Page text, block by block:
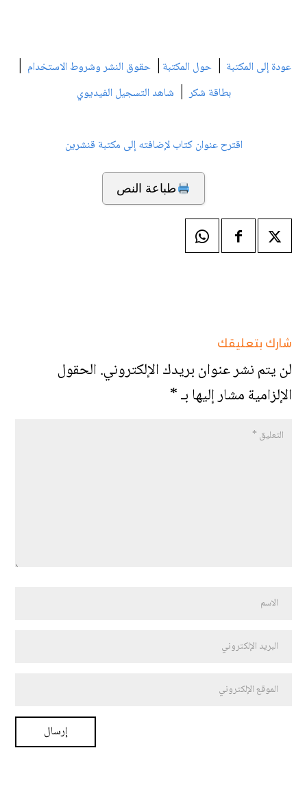
عودة إلى المكتبة | حول المكتبة | حقوق النشر وشروط الاستخدام |
بطاقة شكر| شاهد التسجيل الفيديوي
اقترح عنوان كتاب لإضافته إلى مكتبة قنشرين
طباعة النص
شارك بتعليقك
لن يتم نشر عنوان بريدك الإلكتروني.الحقول
الإلزامية مشار إليها بـ*